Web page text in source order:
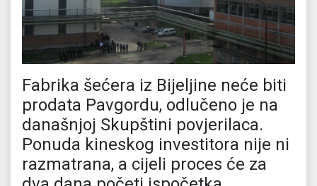
Fabrika šećera iz Bijeljine neće biti
prodata Pavgordu, odlučeno je na
današnjoj Skupštini povjerilaca.
Ponuda kineskog investitora nije ni
razmatrana, a cijeli proces će za